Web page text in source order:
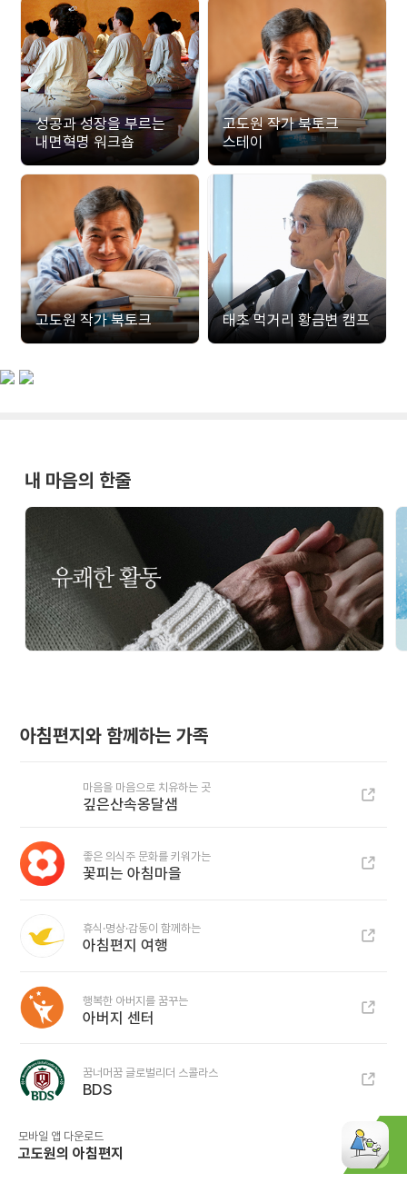
성공과 성장을 부르는
내면혁명 워크숍
고도원 작가 북토크
스테이
고도원 작가 북토크 태초 먹거리 황금변 캠프
내 마음의 한줄
아침편지와 함께하는 가족
마음을 마음으로 치유하는 곳
깊은산속옹달샘
좋은 의식주 문화를 키워가는
꽃피는 아침마을
휴식·명상·감동이 함께하는
아침편지 여행
행복한 아버지를 꿈꾸는
아버지 센터
꿈너머꿈 글로벌리더 스콜라스
BDS
모바일 앱 다운로드
고도원의 아침편지